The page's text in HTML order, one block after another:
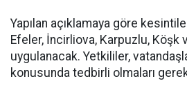
Yapılan açıklamaya göre
Efeler, İncirliova, Karpuzlu, Köşk
uygulanacak. Yetkililer,
konusunda tedbirli olmaları